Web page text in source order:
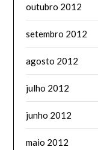
outubro 2012
setembro 2012
agosto 2012
julho 2012
junho 2012
maio 2012